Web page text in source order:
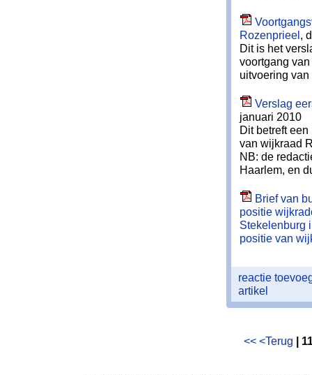
Rozenprieel,
Dit is het
voortgang
uitvoering
Verslag
januari 2010
Dit betreft
van wijkraad
NB: de
Haarlem, en
Brief van
positie
Stekelenburg
positie van
reactie
artikel
<< <Terug |